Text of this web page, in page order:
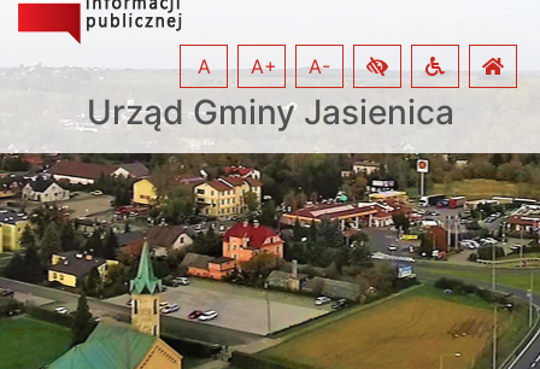
Urząd Gminy Jasienica
A A+ A-